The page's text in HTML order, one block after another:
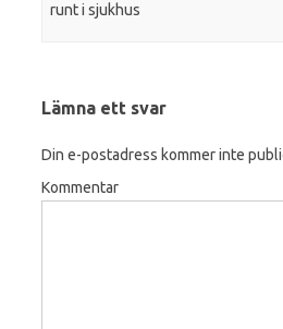
runt i sjukhus
Lämna ett svar
Din e-postadress kommer inte
Kommentar